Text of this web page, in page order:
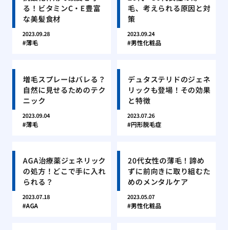
る！ビタミンC・E豊富
な美髪食材
2023.09.28
薄毛
毛、考えられる原因と対
策
2023.09.24
男性化粧品
増毛スプレーはバレる？
自然に見せるためのテク
ニック
2023.09.04
薄毛
デュタステリドのジェネ
リックも登場！その効果
と特徴
2023.07.26
円形脱毛症
AGA治療薬ジェネリック
の処方！どこで手に入れ
られる？
2023.07.18
AGA
20代女性の薄毛！諦め
ずに前向きに取り組むた
めのメンタルケア
2023.05.07
男性化粧品